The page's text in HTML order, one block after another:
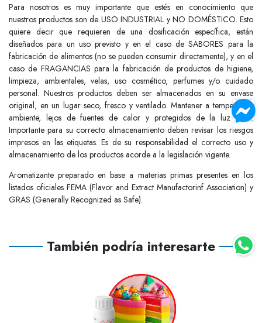
Para nosotros es muy importante que estés en conocimiento que
nuestros productos son de USO INDUSTRIAL y NO DOMÉSTICO. Esto
quiere decir que requieren de una dosificación específica, están
diseñados para un uso previsto y en el caso de SABORES para la
fabricación de alimentos (no se pueden consumir directamente), y en el
caso de FRAGANCIAS para la fabricación de productos de higiene,
limpieza, ambientales, velas, uso cosmético, perfumes y/o cuidado
personal. Nuestros productos deben ser almacenados en su envase
original, en un lugar seco, fresco y ventilado. Mantener a temperatura
ambiente, lejos de fuentes de calor y protegidos de la luz solar.
Importante para su correcto almacenamiento deben revisar los riesgos
impresos en las etiquetas. Es de su responsabilidad el correcto uso y
almacenamiento de los productos acorde a la legislación vigente.
Aromatizante preparado en base a materias primas presentes en los
listados oficiales FEMA (Flavor and Extract Manufactorinf Association) y
GRAS (Generally Recognized as Safe).
También podría interesarte